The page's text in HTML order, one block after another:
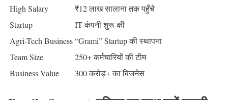
High Salary
₹12 लाख सालाना तक पहुँचे
Startup
IT कंपनी शुरू की
Agri-Tech Business“Grami” Startup की स्थापना
Team Size
250+ कर्मचारियों की टीम
Business Value
300 करोड़+ का बिजनेस